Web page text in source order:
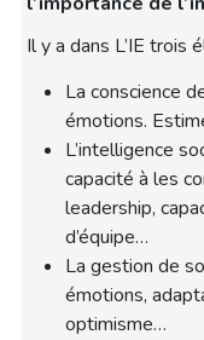
Il y a dans L’IE trois
La conscience
émotions.
L’intelligence
capacité à les
leadership,
d’équipe…
La gestion de
émotions,
optimisme…